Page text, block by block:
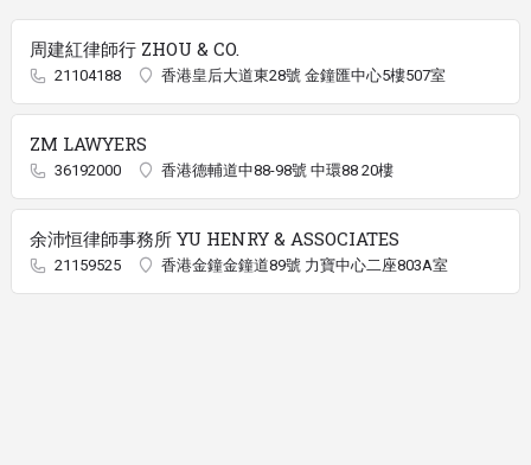
周建紅律師行 ZHOU & CO.
21104188 香港皇后大道東28號 金鐘匯中心5樓507室
ZM LAWYERS
36192000 香港德輔道中88-98號 中環88 20樓
余沛恒律師事務所 YU HENRY & ASSOCIATES
21159525 香港金鐘金鐘道89號 力寶中心二座803A室